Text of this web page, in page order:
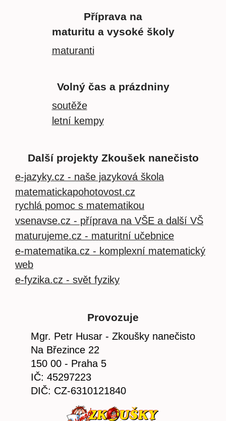
Příprava na
maturitu a vysoké školy
maturanti
Volný čas a prázdniny
soutěže
letní kempy
Další projekty Zkoušek nanečisto
e-jazyky.cz - naše jazyková škola
matematickapohotovost.cz
rychlá pomoc s matematikou
vsenavse.cz - příprava na VŠE a další VŠ
maturujeme.cz - maturitní učebnice
e-matematika.cz - komplexní matematický
web
e-fyzika.cz - svět fyziky
Provozuje
Mgr. Petr Husar - Zkoušky nanečisto
Na Březince 22
150 00 - Praha 5
IČ: 45297223
DIČ: CZ-6310121840